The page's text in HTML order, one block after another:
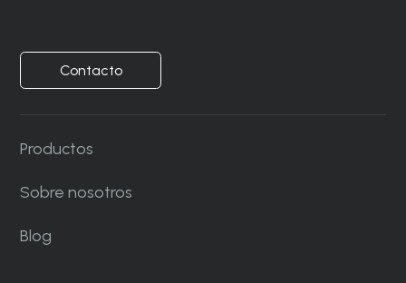
Contacto
Productos
Sobre nosotros
Blog